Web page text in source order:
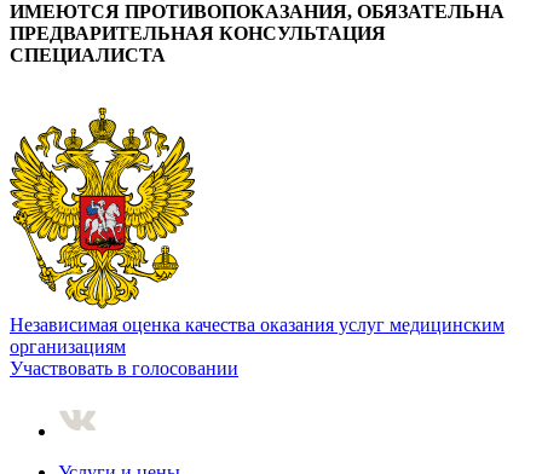
ИМЕЮТСЯ ПРОТИВОПОКАЗАНИЯ, ОБЯЗАТЕЛЬНА
ПРЕДВАРИТЕЛЬНАЯ КОНСУЛЬТАЦИЯ
СПЕЦИАЛИСТА
Независимая оценка качества оказания услуг медицинским
организациям
Участвовать в голосовании